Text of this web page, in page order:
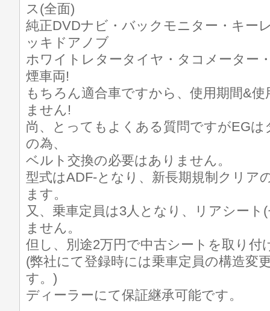
ス(全面)
純正DVDナビ・バックモニター・キー
ッキドアノブ
ホワイトレタータイヤ・タコメーター
煙車両!
もちろん適合車ですから、使用期間&
ません!
尚、とってもよくある質問ですがEG
の為、
ベルト交換の必要はありません。
型式はADF-となり、新長期規制クリア
ます。
又、乗車定員は3人となり、リアシー
ません。
但し、別途2万円で中古シートを取り付
(弊社にて登録時には乗車定員の構造変
す。)
ディーラーにて保証継承可能です。